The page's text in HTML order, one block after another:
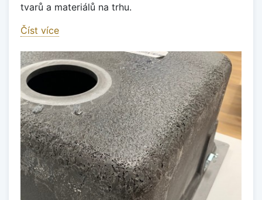
tvarů a materiálů na trhu.
Číst více